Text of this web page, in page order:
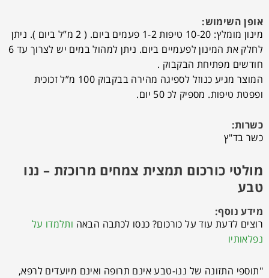
אופן השימוש:
מינון מומלץ: 10-20 טיפות 1-2 פעמים ביום. ( 2 מ”ל ביום ). ניתן
לחלק את המינון לפעמיים ביום. ניתן למהול במים יש לצרוך עד 6
חודשים מפתיחת הבקבוק .
המוצר מגיע כנוזל לספיגה מהירה בבקבוק 100 מ”ל זכוכית
ופפטת טיפות. מספיק לכ 50 יום.
כשרות:
כשר בד"ץ
מולטי כורכום תמצית צמחים מרוכזת – ננו
טבע
מידע נוסף:
רוצים לדעת עוד על כורכום? כנסו לכתבה הבאה ותלמדו על
נפלאותיו
"תוספי התזונה של ננו-טבע אינם תרופה ואינם מיועדים לרפא,